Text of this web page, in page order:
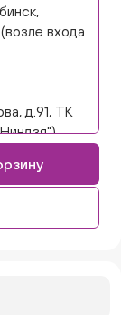
входа
д.91, ТК
д91/1 (на